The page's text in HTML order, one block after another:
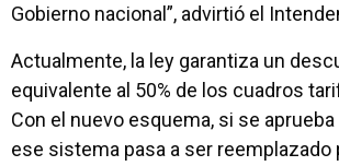
Gobierno nacional”, advirtió el
Actualmente, la ley garantiza un
equivalente al 50% de los cuadros
Con el nuevo esquema, si se aprueba
ese sistema pasa a ser reemplazado